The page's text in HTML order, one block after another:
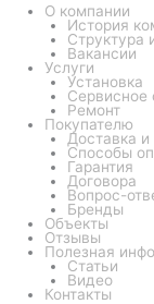
О компании
История
Структура
Вакансии
Услуги
Установка
Сервисное
Ремонт
Покупателю
Доставка
Способы
Гарантия
Договора
Вопрос-
Бренды
Объекты
Отзывы
Полезная
Статьи
Видео
Контакты